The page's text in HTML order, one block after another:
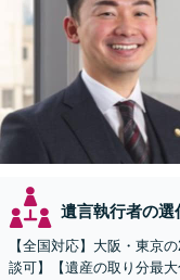
遺言執行者の選
【全国対応】大阪・東京
談可】【遺産の取り分最